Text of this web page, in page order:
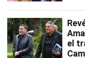
el